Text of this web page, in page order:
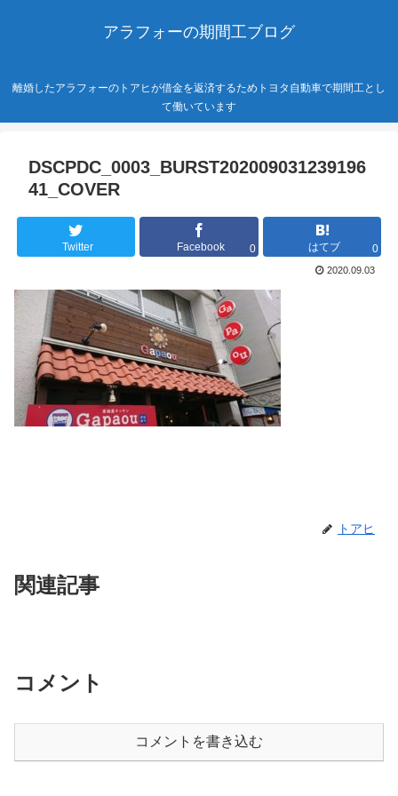
アラフォーの期間工ブログ
離婚したアラフォーのトアヒが借金を返済するためトヨタ自動車で期間工とし
て働いています
DSCPDC_0003_BURST202009031239196
41_COVER
Twitter Facebook 0 はてブ 0
2020.09.03
トアヒ
関連記事
コメント
コメントを書き込む